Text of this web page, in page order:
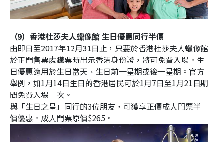
（9）香港杜莎夫人蠟像館 生日優惠同行半價
由即日至2017年12月31日止，只要於香港杜莎夫人蠟像館
於正門售票處購票時出示香港身份證，將可免費入場。生
日優惠適用於生日當天、生日前一星期或後一星期。官方
舉例，如1月14日生日的香港居民可於1月7日至1月21日期
間免費入場一次。
與「生日之星」同行的3位朋友，可獲享正價成人門票半
價優惠。成人門票原價$265。